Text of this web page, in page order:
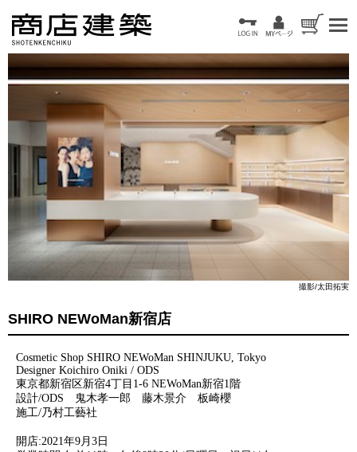
撮影/太田拓実
SHIRO NEWoMan新宿店
Cosmetic Shop SHIRO NEWoMan SHINJUKU, Tokyo
Designer Koichiro Oniki / ODS
東京都新宿区新宿4丁目1-6 NEWoMan新宿1階
設計/ODS 鬼木孝一郎 藤木景介 板崎櫻
施工/乃村工藝社
開店:2021年9月3日